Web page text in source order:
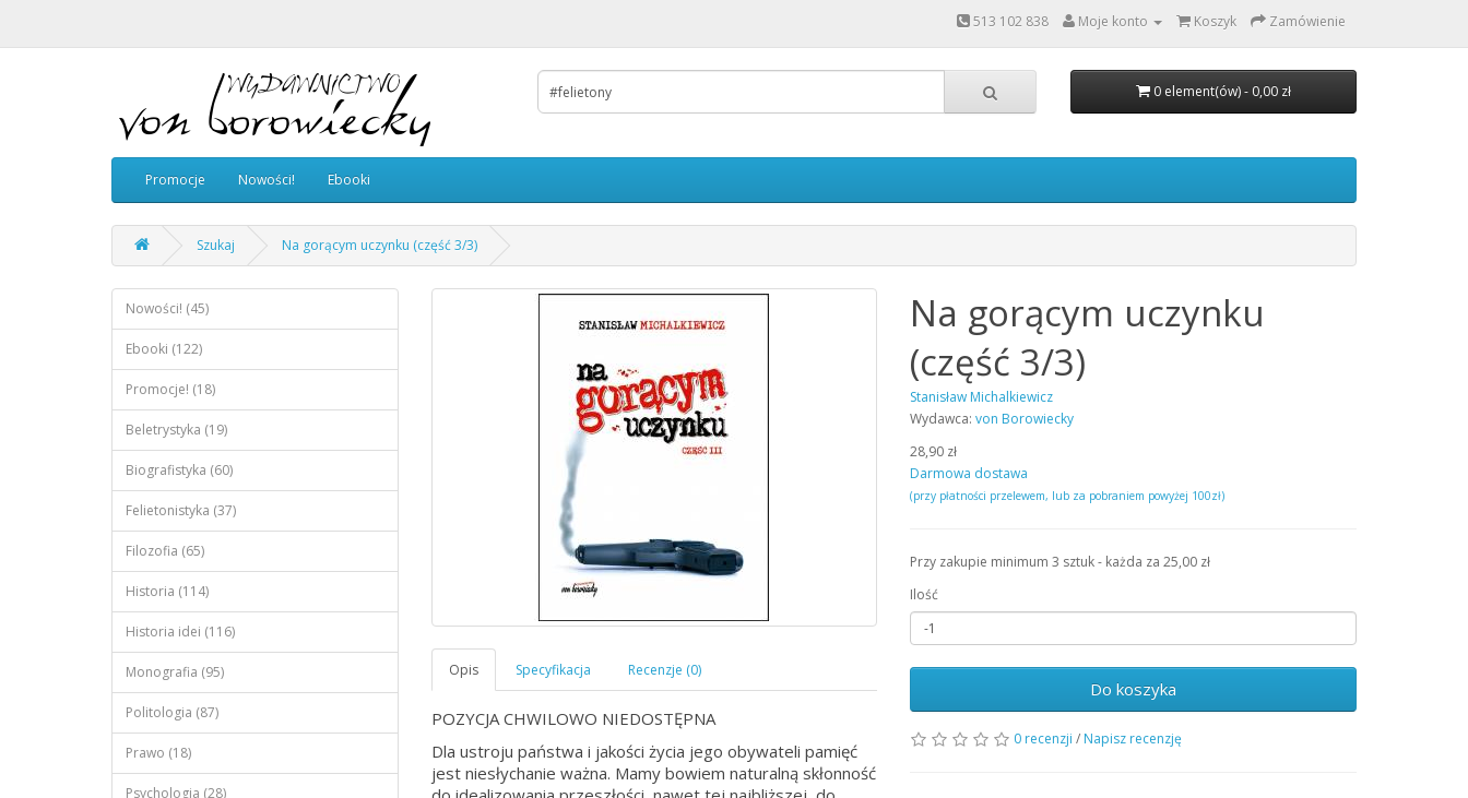
513 102 838 Moje konto Koszyk Zamówienie
0 element(ów) - 0,00 zł
Promocje Nowości! Ebooki
Szukaj Na gorącym uczynku (część 3/3)
Nowości! (45)
Ebooki (122)
Promocje! (18)
Beletrystyka (19)
Biografistyka (60)
Felietonistyka (37)
Filozofia (65)
Historia (114)
Historia idei (116)
Monografia (95)
Politologia (87)
Prawo (18)
Psychologia (28)
POZYCJA CHWILOWO NIEDOSTĘPNA
Dla ustroju państwa i jakości życia jego obywateli pamięć
jest niesłychanie ważna. Mamy bowiem naturalną skłonność
Na gorącym uczynku
(część 3/3)
Stanisław Michalkiewicz
Wydawca:von Borowiecky
28,90 zł
Darmowa dostawa
(przy płatności przelewem, lub za pobraniem powyżej 100zł)
Przy zakupie minimum 3 sztuk - każda za 25,00 zł
Ilość
Do koszyka
0 recenzji / Napisz recenzję